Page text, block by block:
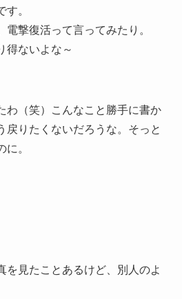
。
撃復活って言ってみたり。
得ないよな～
わ（笑）こんなこと勝手に書か
戻りたくないだろうな。そっと
に。
を見たことあるけど、別人のよ